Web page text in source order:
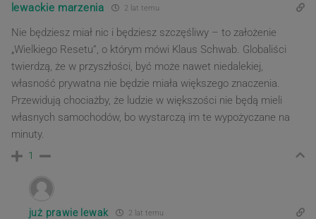
lewackie marzenia 2 lat temu
Nie będziesz miał nic i będziesz szczęśliwy – to założenie
„Wielkiego Resetu”, o którym mówi Klaus Schwab. Globaliści
twierdzą, że w przyszłości, być może nawet niedalekiej,
własność prywatna nie będzie miała większego znaczenia.
Przewidują chociażby, że ludzie w większości nie będą mieli
własnych samochodów, bo wystarczą im te wypożyczane na
minuty.
1
już prawie lewak 2 lat temu